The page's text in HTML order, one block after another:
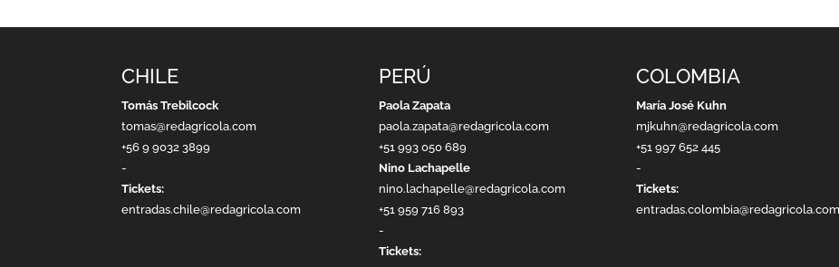
CHILE
Tomás Trebilcock
tomas@redagricola.com
+56 9 9032 3899
-
Tickets:
entradas.chile@redagricola.com
PERÚ
Paola Zapata
paola.zapata@redagricola.com
+51 993 050 689
Nino Lachapelle
nino.lachapelle@redagricola.com
+51 959 716 893
-
Tickets:
COLOMBIA
María José Kuhn
mjkuhn@redagricola.com
+51 997 652 445
-
Tickets:
entradas.colombia@redagricola.com